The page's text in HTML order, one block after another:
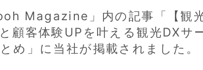
息『第11回 鶴見駅西口オープンカフェ』開催の
Magazine」内の記事「【観
顧客体験UPを叶える観光DXサ
め」に当社が掲載されました。